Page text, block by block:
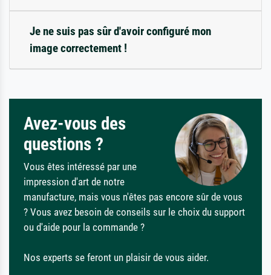
Je ne suis pas sûr d'avoir configuré mon
image correctement !
Avez-vous des
questions ?
Vous êtes intéressé par une
impression d'art de notre
manufacture, mais vous n'êtes pas encore sûr de vous
? Vous avez besoin de conseils sur le choix du support
ou d'aide pour la commande ?
Nos experts se feront un plaisir de vous aider.